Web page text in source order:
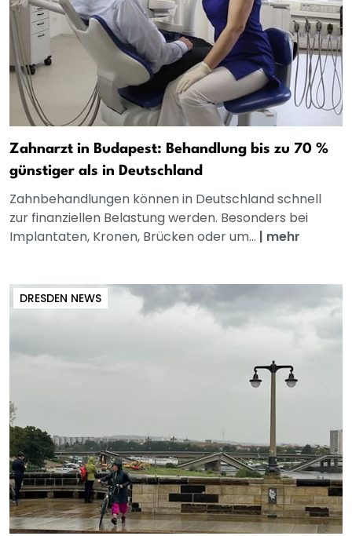
Zahnarzt in Budapest: Behandlung bis zu 70 %
günstiger als in Deutschland
Zahnbehandlungen können in Deutschland schnell
zur finanziellen Belastung werden. Besonders bei
Implantaten, Kronen, Brücken oder um... | mehr
DRESDEN NEWS